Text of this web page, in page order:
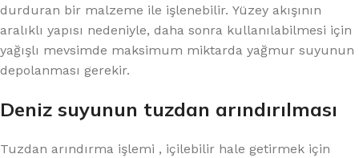
durduran bir malzeme ile işlenebilir. Yüzey akışının
aralıklı yapısı nedeniyle, daha sonra kullanılabilmesi için
yağışlı mevsimde maksimum miktarda yağmur suyunun
depolanması gerekir.
Deniz suyunun tuzdan arındırılması
Tuzdan arındırma işlemi , içilebilir hale getirmek için